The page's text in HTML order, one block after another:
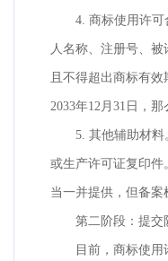
4. 商标使用许
人名称、注册号、
且不得超出商标有
2033年12月31日，
5. 其他辅助材
或生产许可证复印件
当一并提供，但备案
第二阶段：提
目前，商标使